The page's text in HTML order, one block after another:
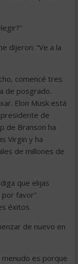
dijeron: “Ve a la
comencé tres
de posgrado.
Elon Musk está
de
de Branson ha
Virgin y ha
de millones de
que elijas
favor”.
éxitos.
de nuevo en
menudo es porque